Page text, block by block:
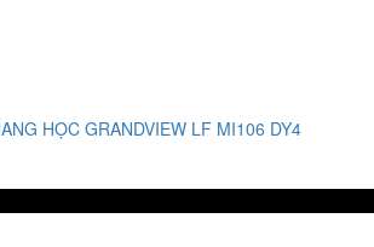
HỌC GRANDVIEW LF MI106 DY4